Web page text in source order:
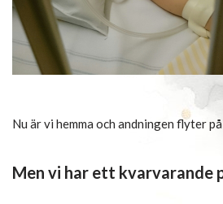
Nu är vi hemma och andningen flyter
Men vi har ett kvarvarande